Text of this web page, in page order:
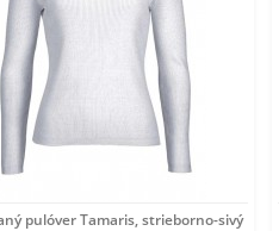
pulóver Tamaris, strieborno-sivý